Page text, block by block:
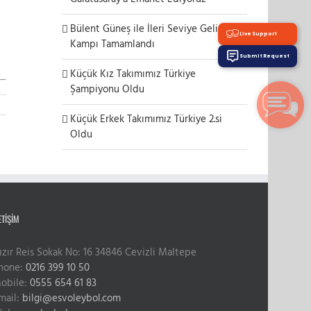
Bülent Güneş ile İleri Seviye Gelişim
Kampı Tamamlandı
Küçük Kız Takımımız Türkiye
Şampiyonu Oldu
Küçük Erkek Takımımız Türkiye 2.si
Oldu
Reis Sokak No: 16 34846 Cevizli Maltepe
0216 399 10 50
0555 654 61 83
bilgi@esvoleybol.com
Live Support
Submit Request